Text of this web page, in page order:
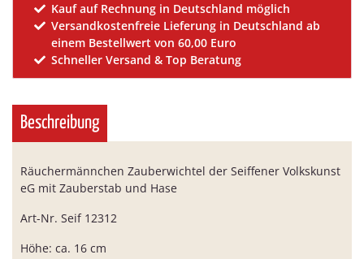
Kauf auf Rechnung in Deutschland möglich
Versandkostenfreie Lieferung in Deutschland ab
einem Bestellwert von 60,00 Euro
Schneller Versand & Top Beratung
Beschreibung
Räuchermännchen Zauberwichtel der Seiffener Volkskunst
eG mit Zauberstab und Hase
Art-Nr. Seif 12312
Höhe: ca. 16 cm